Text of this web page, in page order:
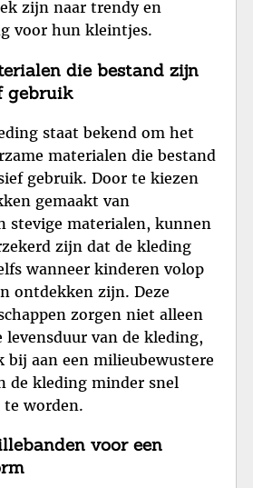
zijn naar trendy en
voor hun kleintjes.
die bestand zijn
gebruik
staat bekend om het
materialen die bestand
gebruik. Door te kiezen
gemaakt van
stevige materialen, kunnen
zijn dat de kleding
wanneer kinderen volop
ontdekken zijn. Deze
zorgen niet alleen
levensduur van de kleding,
bij aan een milieubewustere
de kleding minder snel
worden.
voor een